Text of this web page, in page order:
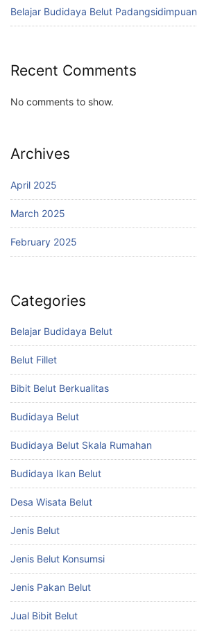
Belajar Budidaya Belut Padangsidimpuan
Recent Comments
No comments to show.
Archives
April 2025
March 2025
February 2025
Categories
Belajar Budidaya Belut
Belut Fillet
Bibit Belut Berkualitas
Budidaya Belut
Budidaya Belut Skala Rumahan
Budidaya Ikan Belut
Desa Wisata Belut
Jenis Belut
Jenis Belut Konsumsi
Jenis Pakan Belut
Jual Bibit Belut